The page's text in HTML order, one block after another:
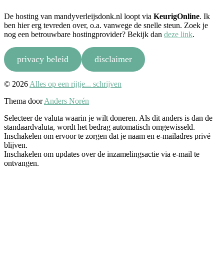
De hosting van mandyverleijsdonk.nl loopt via KeurigOnline. Ik
ben hier erg tevreden over, o.a. vanwege de snelle steun. Zoek je
nog een betrouwbare hostingprovider? Bekijk dan deze link.
privacy beleid disclaimer
Naar
© 2026 Alles op een rijtje... schrijven
Thema doorAnders Norén
Selecteer de valuta waarin je wilt doneren. Als dit anders is dan de
standaardvaluta, wordt het bedrag automatisch omgewisseld.
Inschakelen om ervoor te zorgen dat je naam en e-mailadres privé
blijven.
Inschakelen om updates over de inzamelingsactie via e-mail te
ontvangen.